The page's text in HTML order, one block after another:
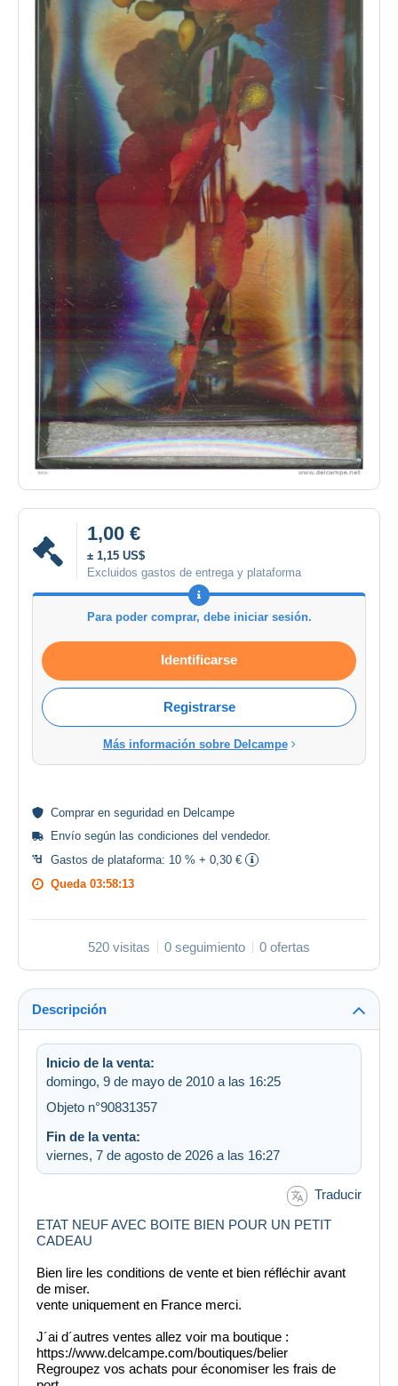
1,00 €
± 1,15 US$
Excluidos gastos de entrega y plataforma
Para poder comprar, debe iniciar sesión.
Identificarse
Registrarse
Más información sobre Delcampe
Comprar en seguridad en Delcampe
Envío según las condiciones del vendedor.
Gastos de plataforma: 10 % + 0,30 €
Queda 03:58:12
520 visitas 0 seguimiento 0 ofertas
Descripción
Inicio de la venta:
domingo, 9 de mayo de 2010 a las 16:25
Objeto n°90831357
Fin de la venta:
viernes, 7 de agosto de 2026 a las 16:27
Traducir
ETAT NEUF AVEC BOITE BIEN POUR UN PETIT
CADEAU
Bien lire les conditions de vente et bien réfléchir avant
de miser.
vente uniquement en France merci.
J´ai d´autres ventes allez voir ma boutique :
https://www.delcampe.com/boutiques/belier
Regroupez vos achats pour économiser les frais de